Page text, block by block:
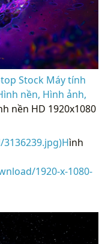
Stock Máy tính
nền, Hình ảnh,
nền HD 1920x1080
ình
1920-x-1080-